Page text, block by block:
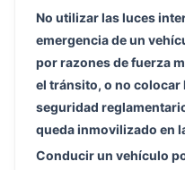
No utilizar las luces
emergencia de un
por razones de fuerza
el tránsito, o no
seguridad
queda inmovilizado en
Conducir un vehículo